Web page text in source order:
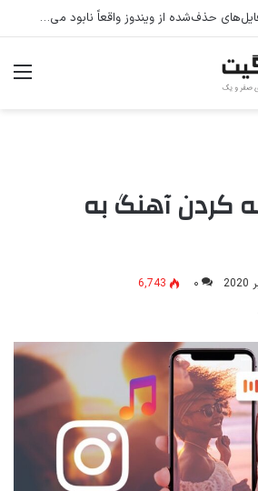
بررسی تخصصی: آیا فایل‌های حذف‌شده از ویندوز واقعاً نابود می‌شوند؟
کردن آهنگ به
۰
6,743